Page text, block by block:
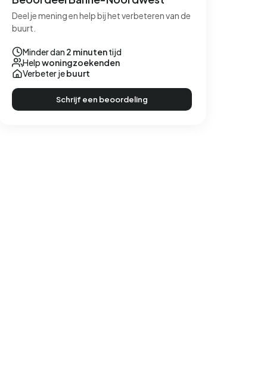
Deel je mening en help bij het verbeteren van de
buurt.
Minder dan 2 minutentijd
Helpwoningzoekenden
Verbeter jebuurt
Schrijf een beoordeling